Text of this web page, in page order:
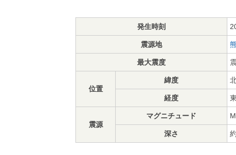
発生時刻
震源地
最大震度
位置
緯度
経度
震源
マグニチュード
深さ